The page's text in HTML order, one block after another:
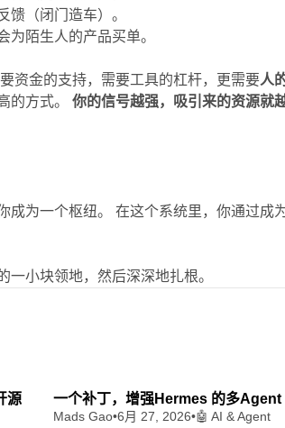
馈（闭门造车）。
为陌生人的产品买单。
资金的支持，需要工具的杠杆，更需要人
的方式。你的信号越强，吸引来的资源就
成为一个枢纽。 在这个系统里，你通过成
小块领地，然后深深地扎根。
源
一个补丁，增强Hermes 的多Agent
Mads Gao•6月 27, 2026•🤖 AI & Agent